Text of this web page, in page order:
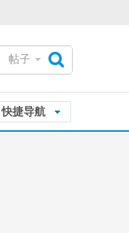
帖子
快捷导航